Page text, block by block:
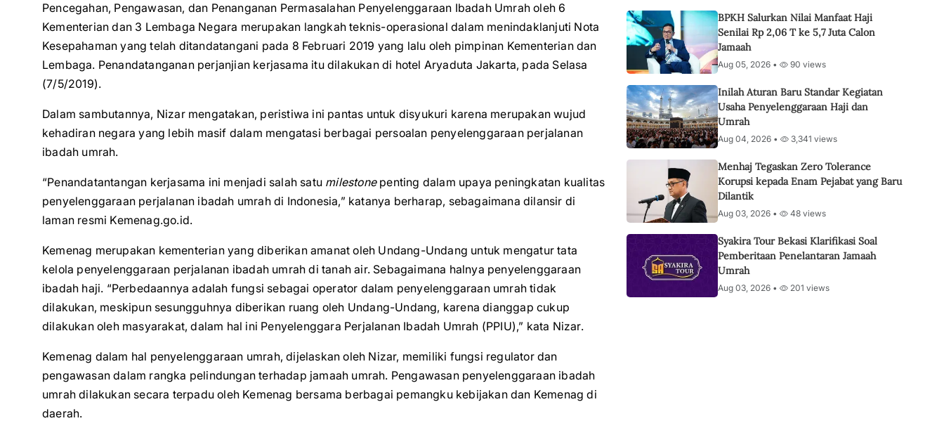
Pencegahan, Pengawasan, dan Penanganan Permasalahan Penyelenggaraan Ibadah Umrah oleh 6
Kementerian dan 3 Lembaga Negara merupakan langkah teknis-operasional dalam menindaklanjuti Nota
Kesepahaman yang telah ditandatangani pada 8 Februari 2019 yang lalu oleh pimpinan Kementerian dan
Lembaga. Penandatanganan perjanjian kerjasama itu dilakukan di hotel Aryaduta Jakarta, pada Selasa
(7/5/2019).
Dalam sambutannya, Nizar mengatakan, peristiwa ini pantas untuk disyukuri karena merupakan wujud
kehadiran negara yang lebih masif dalam mengatasi berbagai persoalan penyelenggaraan perjalanan
ibadah umrah.
“Penandatantangan kerjasama ini menjadi salah satu milestonepenting dalam upaya peningkatan kualitas
penyelenggaraan perjalanan ibadah umrah di Indonesia,” katanya berharap, sebagaimana dilansir di
laman resmi Kemenag.go.id.
Kemenag merupakan kementerian yang diberikan amanat oleh Undang-Undang untuk mengatur tata
kelola penyelenggaraan perjalanan ibadah umrah di tanah air. Sebagaimana halnya penyelenggaraan
ibadah haji. “Perbedaannya adalah fungsi sebagai operator dalam penyelenggaraan umrah tidak
dilakukan, meskipun sesungguhnya diberikan ruang oleh Undang-Undang, karena dianggap cukup
dilakukan oleh masyarakat, dalam hal ini Penyelenggara Perjalanan Ibadah Umrah (PPIU),” kata Nizar.
Kemenag dalam hal penyelenggaraan umrah, dijelaskan oleh Nizar, memiliki fungsi regulator dan
pengawasan dalam rangka pelindungan terhadap jamaah umrah. Pengawasan penyelenggaraan ibadah
umrah dilakukan secara terpadu oleh Kemenag bersama berbagai pemangku kebijakan dan Kemenag di
daerah.
BPKH Salurkan Nilai Manfaat Haji
Senilai Rp 2,06 T ke 5,7 Juta Calon
Jamaah
Aug 05, 2026 • 90 views
Inilah Aturan Baru Standar Kegiatan
Usaha Penyelenggaraan Haji dan
Umrah
Aug 04, 2026 • 3,341 views
Menhaj Tegaskan Zero Tolerance
Korupsi kepada Enam Pejabat yang Baru
Dilantik
Aug 03, 2026 • 48 views
Syakira Tour Bekasi Klarifikasi Soal
Pemberitaan Penelantaran Jamaah
Umrah
Aug 03, 2026 • 201 views